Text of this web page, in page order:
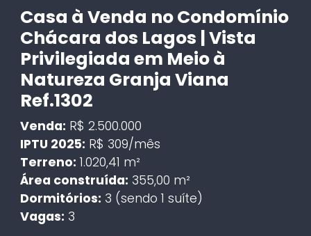
Casa à Venda no Condomínio
Chácara dos Lagos | Vista
Privilegiada em Meio à
Natureza Granja Viana
Ref.1302
Venda: R$ 2.500.000
IPTU 2025: R$ 309/mês
Terreno: 1.020,41 m²
Área construída: 355,00 m²
Dormitórios: 3 (sendo 1 suíte)
Vagas: 3